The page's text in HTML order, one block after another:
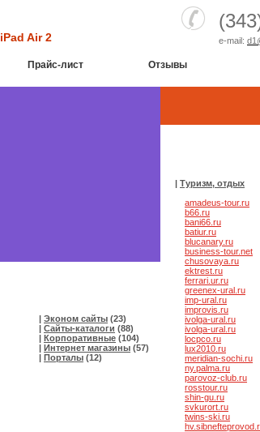
iPad Air 2 e-mail:
Прайс-лист Отзывы
| Эконом сайты (23)
| Сайты-каталоги (88)
| Корпоративные (104)
| Интернет магазины (57)
| Порталы (12)
| Туризм, отдых
amadeus-tour.ru
b66.ru
bani66.ru
batiur.ru
blucanary.ru
business-tour.net
chusovaya.ru
ektrest.ru
ferrari.ur.ru
greenex-ural.ru
imp-ural.ru
improvis.ru
ivolga-ural.ru
ivolga-ural.ru
locpco.ru
lux2010.ru
meridian-sochi.ru
ny.palma.ru
parovoz-club.ru
rosstour.ru
shin-gu.ru
svkurort.ru
twins-ski.ru